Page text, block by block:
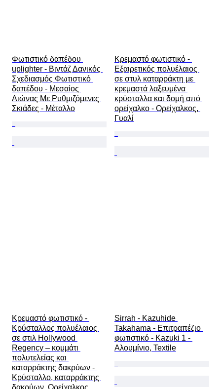
Φωτιστικό δαπέδου
uplighter - Βιντάζ Δανικός
Σχεδιασμός Φωτιστικό
δαπέδου - Μεσαίος
Αιώνας Με Ρυθμιζόμενες
Σκιάδες - Μέταλλο
Κρεμαστό φωτιστικό -
Εξαιρετικός πολυέλαιος
σε στυλ καταρράκτη με
κρεμαστά λαξευμένα
κρύσταλλα και δομή από
ορείχαλκο - Ορείχαλκος,
Γυαλί
Κρεμαστό φωτιστικό -
Κρύσταλλος πολυέλαιος
σε στιλ Hollywood
Regency – κομμάτι
πολυτελείας και
καταρράκτης δακρύων -
Κρύσταλλο, καταρράκτης
δακρύων, Ορείχαλκος,
Sirrah - Kazuhide
Takahama - Επιτραπέζιο
φωτιστικό - Kazuki 1 -
Αλουμίνιο, Textile